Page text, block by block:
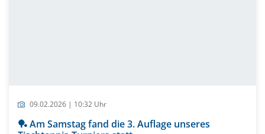
09.02.2026 | 10:32 Uhr
🏓 Am Samstag fand die 3. Auflage unseres